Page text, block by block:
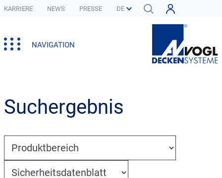
KARRIERE NEWS PRESSE
NAVIGATION
Suchergebnis